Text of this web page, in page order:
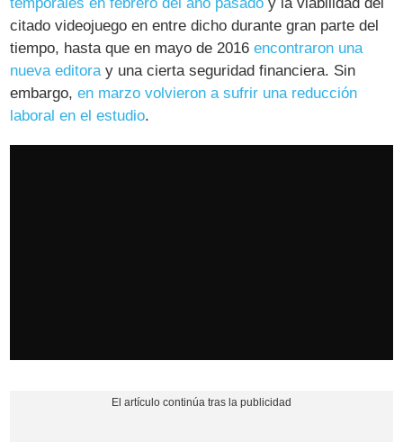
citado videojuego en entre dicho durante gran parte del
tiempo, hasta que en mayo de 2016encontraron una
nueva editoray una cierta seguridad financiera. Sin
embargo,en marzo volvieron a sufrir una reducción
laboral en el estudio.